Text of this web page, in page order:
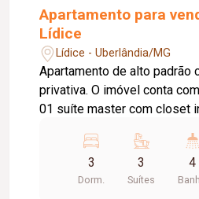
qualidade de vida em um
valorizados de Uberlândia.
Apartamento para
Lídice
Lídice - Uberlândia/MG
Apartamento de alto padrão
privativa. O imóvel conta com: 03 suítes, sendo
01 suíte master com closet
ampla com bancada;
Hall de circulação com
Lavanderia; Despensa; 02
3
Dorm.
3
Suítes
4